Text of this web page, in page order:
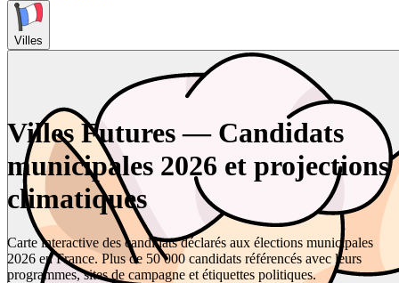
Villes
Villes Futures — Candidats
municipales 2026 et projections
climatiques
Carte interactive des candidats déclarés aux élections municipales
2026 en France. Plus de 50 000 candidats référencés avec leurs
programmes, sites de campagne et étiquettes politiques.